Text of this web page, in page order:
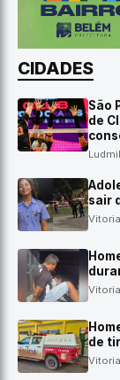
CIDADES
São
de
sair
de